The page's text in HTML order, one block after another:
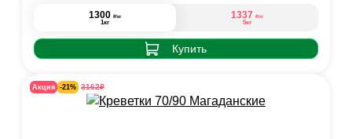
1300 ₽/кг
1кг
1337 ₽/кг
5кг
Купить
Акция -21% 3162₽